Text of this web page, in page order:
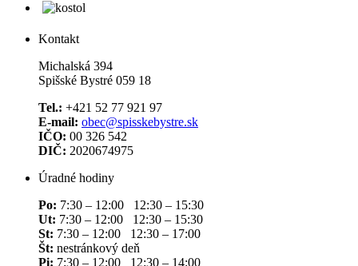
Kontakt
Michalská 394
Spišské Bystré 059 18
Tel.: +421 52 77 921 97
E-mail: obec@spisskebystre.sk
IČO: 00 326 542
DIČ: 2020674975
Úradné hodiny
Po: 7:30 – 12:00 12:30 – 15:30
Ut: 7:30 – 12:00 12:30 – 15:30
St: 7:30 – 12:00 12:30 – 17:00
Št: nestránkový deň
Pi: 7:30 – 12:00 12:30 – 14:00